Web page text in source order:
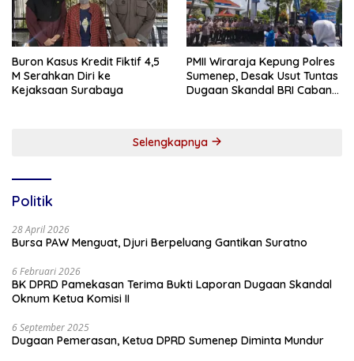
Buron Kasus Kredit Fiktif 4,5
M Serahkan Diri ke
Kejaksaan Surabaya
PMII Wiraraja Kepung Polres
Sumenep, Desak Usut Tuntas
Dugaan Skandal BRI Cabang
Selengkapnya
Politik
28 April 2026
Bursa PAW Menguat, Djuri Berpeluang Gantikan Suratno
6 Februari 2026
BK DPRD Pamekasan Terima Bukti Laporan Dugaan Skandal
Oknum Ketua Komisi II
6 September 2025
Dugaan Pemerasan, Ketua DPRD Sumenep Diminta Mundur